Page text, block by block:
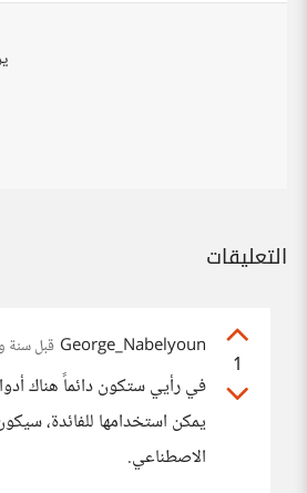
التعليقات
1
George_Nabelyoun قبل سنة
في رأيي ستكون دائماً هناك
يمكن استخدامها للفائدة،
الاصطناعي.